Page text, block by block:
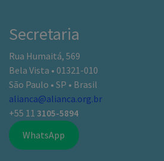
Secretaria
Rua Humaitá, 569
Bela Vista • 01321-010
São Paulo • SP • Brasil
alianca@alianca.org.br
+55 11 3105-5894
WhatsApp